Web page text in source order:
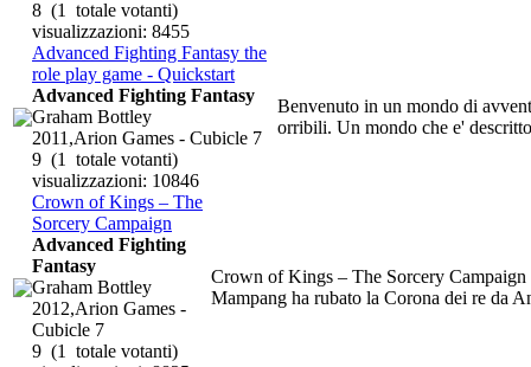
8 (1 totale votanti)
visualizzazioni: 8455
Advanced Fighting Fantasy the
role play game - Quickstart
Benvenuto in un mondo di
orribili. Un mondo che e'
Advanced Fighting Fantasy
Graham Bottley
2011,Arion Games - Cubicle 7
9 (1 totale votanti)
visualizzazioni: 10846
Crown of Kings – The
Sorcery Campaign
Crown of Kings – The Sorcery
Mampang ha rubato la Corona dei re da
Advanced Fighting
Fantasy
Graham Bottley
2012,Arion Games -
Cubicle 7
9 (1 totale votanti)